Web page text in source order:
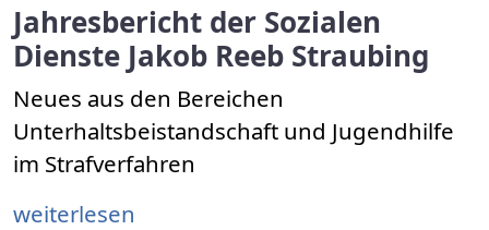
Jahresbericht der Sozialen
Dienste Jakob Reeb Straubing
Neues aus den Bereichen
Unterhaltsbeistandschaft und Jugendhilfe
im Strafverfahren
weiterlesen